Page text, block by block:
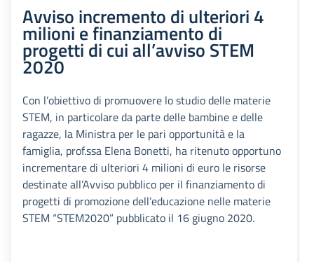
Avviso incremento di ulteriori 4
milioni e finanziamento di
progetti di cui all’avviso STEM
2020
Con l’obiettivo di promuovere lo studio delle materie
STEM, in particolare da parte delle bambine e delle
ragazze, la Ministra per le pari opportunità e la
famiglia, prof.ssa Elena Bonetti, ha ritenuto opportuno
incrementare di ulteriori 4 milioni di euro le risorse
destinate all’Avviso pubblico per il finanziamento di
progetti di promozione dell’educazione nelle materie
STEM “STEM2020” pubblicato il 16 giugno 2020.